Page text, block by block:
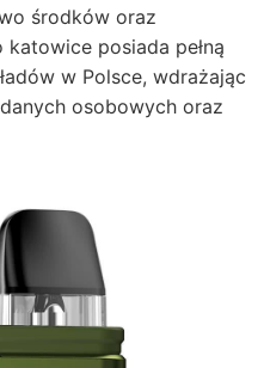
środków oraz
posiada pełną
w Polsce, wdrażając
osobowych oraz